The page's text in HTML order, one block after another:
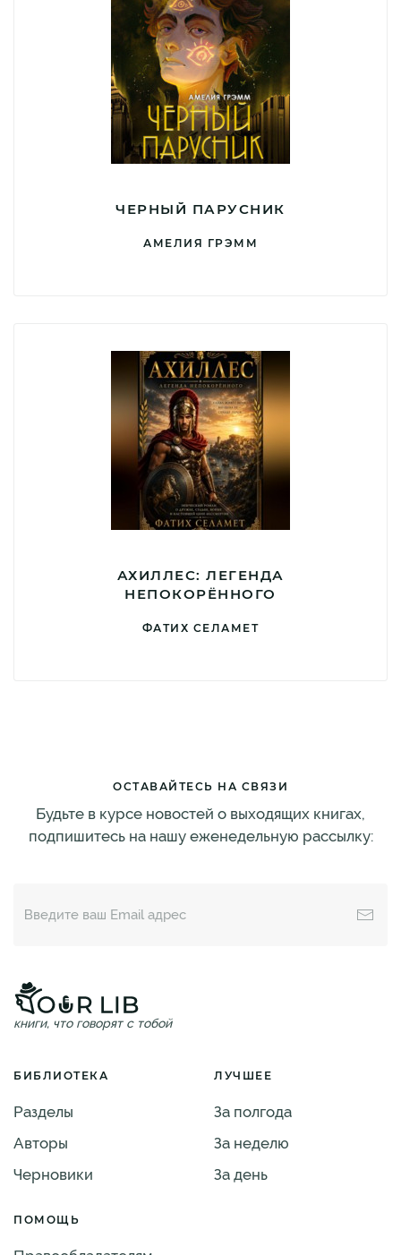
ЧЕРНЫЙ ПАРУСНИК
АМЕЛИЯ ГРЭММ
АХИЛЛЕС: ЛЕГЕНДА
НЕПОКОРЁННОГО
ФАТИХ СЕЛАМЕТ
ОСТАВАЙТЕСЬ НА СВЯЗИ
Будьте в курсе новостей о выходящих книгах,
подпишитесь на нашу еженедельную рассылку:
книги, что говорят с тобой
БИБЛИОТЕКА
Разделы
Авторы
Черновики
ЛУЧШЕЕ
За полгода
За неделю
За день
ПОМОЩЬ